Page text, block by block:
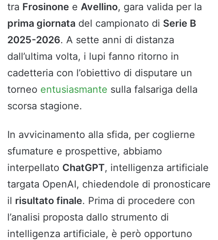
tra Frosinone e Avellino, gara valida per la
prima giornata del campionato di Serie B
2025-2026. A sette anni di distanza
dall’ultima volta, i lupi fanno ritorno in
cadetteria con l’obiettivo di disputare un
torneo entusiasmante sulla falsariga della
scorsa stagione.
In avvicinamento alla sfida, per coglierne
sfumature e prospettive, abbiamo
interpellato ChatGPT, intelligenza artificiale
targata OpenAI, chiedendole di pronosticare
il risultato finale. Prima di procedere con
l’analisi proposta dallo strumento di
intelligenza artificiale, è però opportuno